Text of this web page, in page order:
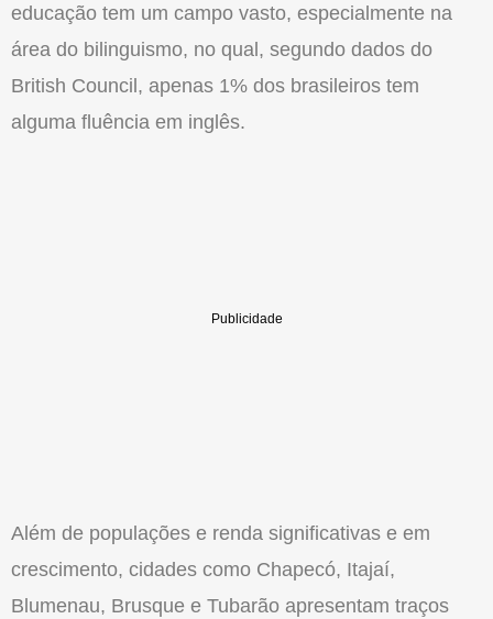
educação tem um campo vasto, especialmente na
área do bilinguismo, no qual, segundo dados do
British Council, apenas 1% dos brasileiros tem
alguma fluência em inglês.
Além de populações e renda significativas e em
crescimento, cidades como Chapecó, Itajaí,
Blumenau, Brusque e Tubarão apresentam traços